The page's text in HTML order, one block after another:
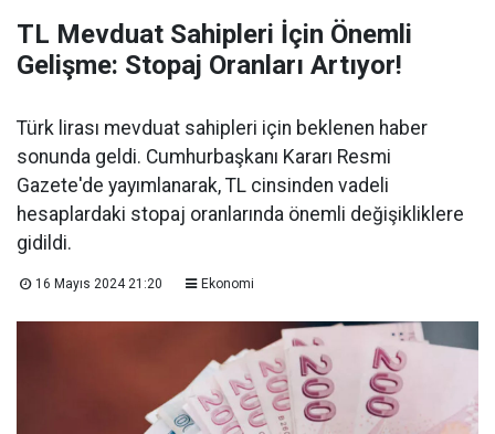
TL Mevduat Sahipleri İçin Önemli
Gelişme: Stopaj Oranları Artıyor!
Türk lirası mevduat sahipleri için beklenen haber
sonunda geldi. Cumhurbaşkanı Kararı Resmi
Gazete'de yayımlanarak, TL cinsinden vadeli
hesaplardaki stopaj oranlarında önemli değişikliklere
gidildi.
16 Mayıs 2024 21:20 Ekonomi